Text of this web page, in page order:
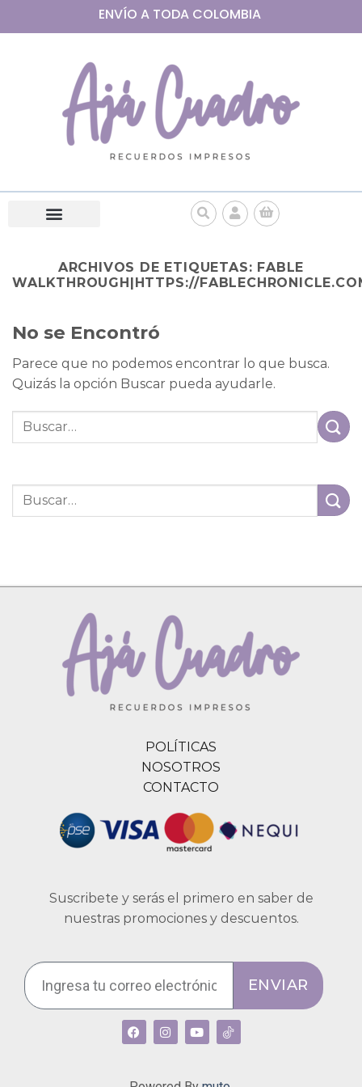
ENVÍO A TODA COLOMBIA
ARCHIVOS DE ETIQUETAS: FABLE
WALKTHROUGH|HTTPS://
No se Encontró
Parece que no podemos encontrar lo que busca.
Quizás la opción Buscar pueda ayudarle.
POLÍTICAS
NOSOTROS
CONTACTO
Suscribete y serás el primero en saber de
nuestras promociones y descuentos.
ENVIAR